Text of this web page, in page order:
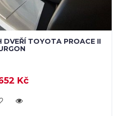
DVEŘÍ TOYOTA PROACE II
Kč